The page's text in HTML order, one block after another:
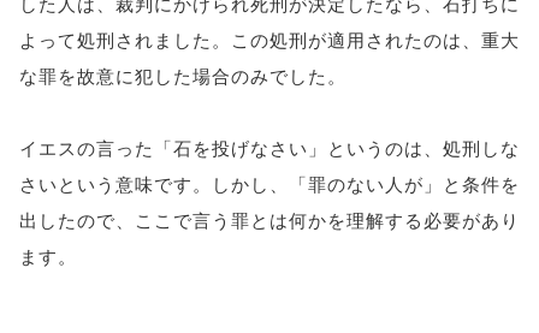
よって処刑されました。この処刑が適用されたのは、重大
な罪を故意に犯した場合のみでした。
イエスの言った「石を投げなさい」というのは、処刑しな
さいという意味です。しかし、「罪のない人が」と条件を
出したので、ここで言う罪とは何かを理解する必要があり
ます。